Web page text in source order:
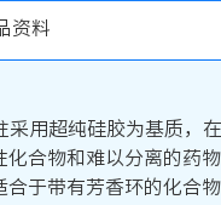
资料
用超纯硅胶为基质，
合物和难以分离的药
合于带有芳香环的化合